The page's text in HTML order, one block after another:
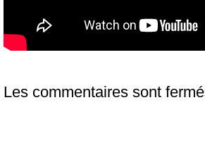
Les commentaires sont